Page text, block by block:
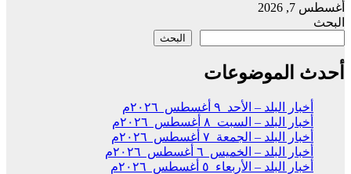
أغسطس 7, 2026
البحث
البحث
أحدث الموضوعات
أخبار البلد – الأحد ٩ أغسطس ٢٠٢٦م
أخبار البلد – السبت ٨ أغسطس ٢٠٢٦م
أخبار البلد – الجمعة ٧ أغسطس ٢٠٢٦م
أخبار البلد – الخميس ٦ أغسطس ٢٠٢٦م
أخبار البلد – الأربعاء ٥ أغسطس ٢٠٢٦م